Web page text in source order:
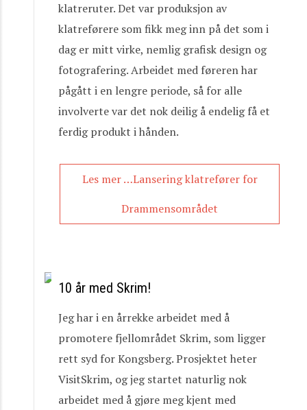
klatreruter. Det var produksjon av
klatreførere som fikk meg inn på det som i
dag er mitt virke, nemlig grafisk design og
fotografering. Arbeidet med føreren har
pågått i en lengre periode, så for alle
involverte var det nok deilig å endelig få et
ferdig produkt i hånden.
Les mer …Lansering klatrefører for
Drammensområdet
10 år med Skrim!
Jeg har i en årrekke arbeidet med å
promotere fjellområdet Skrim, som ligger
rett syd for Kongsberg. Prosjektet heter
VisitSkrim, og jeg startet naturlig nok
arbeidet med å gjøre meg kjent med